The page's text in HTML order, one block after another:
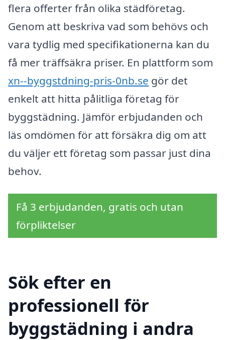
flera offerter från olika städföretag.
Genom att beskriva vad som behövs och
vara tydlig med specifikationerna kan du
få mer träffsäkra priser. En plattform som
xn--byggstdning-pris-0nb.se gör det
enkelt att hitta pålitliga företag för
byggstädning. Jämför erbjudanden och
läs omdömen för att försäkra dig om att
du väljer ett företag som passar just dina
behov.
Få 3 erbjudanden, gratis och utan
förpliktelser
Sök efter en
professionell för
byggstädning i andra